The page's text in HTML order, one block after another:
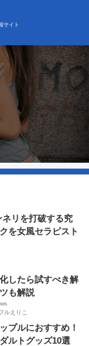
サイト
リを打破する究
を女風セラピスト
したら試すべき解
も解説
ルえりこ
プルにおすすめ！
ルトグッズ10選